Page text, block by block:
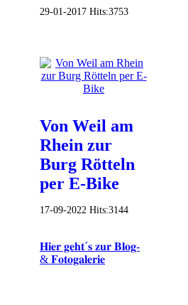
29-01-2017 Hits:3753
Von Weil am
Rhein zur
Burg Rötteln
per E-Bike
17-09-2022 Hits:3144
𝐇𝐢𝐞𝐫 𝐠𝐞𝐡𝐭´𝐬 𝐳𝐮𝐫 𝐁𝐥𝐨𝐠-
& 𝐅𝐨𝐭𝐨𝐠𝐚𝐥𝐞𝐫𝐢𝐞